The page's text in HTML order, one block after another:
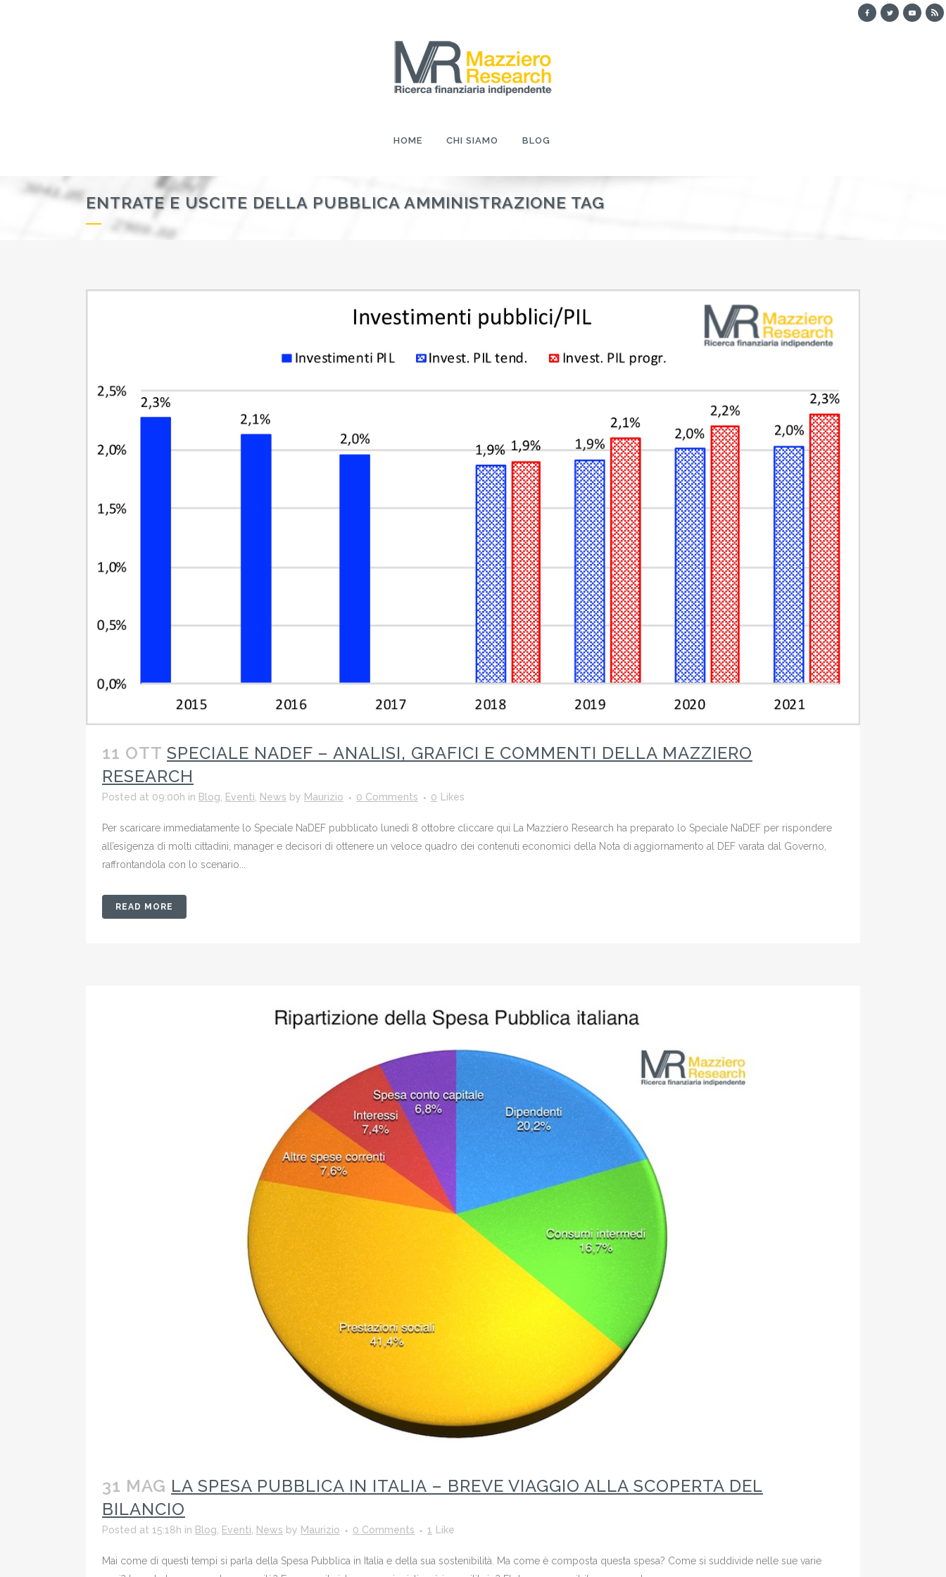
HOME CHI SIAMO BLOG
ENTRATE E USCITE DELLA PUBBLICA AMMINISTRAZIONE TAG
11 OTT SPECIALE NADEF – ANALISI, GRAFICI E COMMENTI DELLA MAZZIERO
RESEARCH
Posted at 09:00h in Blog Eventi News by Maurizio 0 Comments 0 Likes
Per scaricare immediatamente lo Speciale NaDEF pubblicato lunedì 8 ottobre cliccare qui La Mazziero Research ha preparato lo Speciale NaDEF per rispondere
all’esigenza di molti cittadini, manager e decisori di ottenere un veloce quadro dei contenuti economici della Nota di aggiornamento al DEF varata dal Governo,
raffrontandola con lo scenario...
READ MORE
31 MAG LA SPESA PUBBLICA IN ITALIA – BREVE VIAGGIO ALLA SCOPERTA DEL
BILANCIO
Posted at 15:18h in Blog Eventi News by Maurizio 0 Comments 1 Like
Mai come di questi tempi si parla della Spesa Pubblica in Italia e della sua sostenibilità. Ma come è composta questa spesa? Come si suddivide nelle sue varie